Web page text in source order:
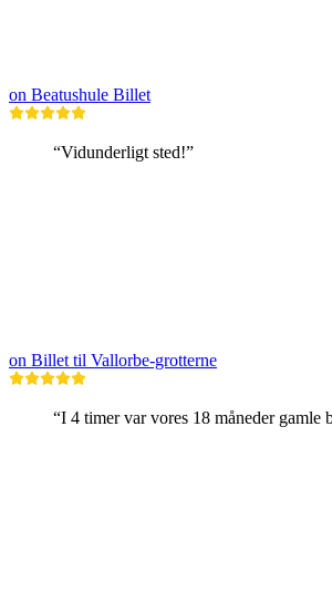
on Beatushule Billet
“Vidunderligt sted!”
on Billet til Vallorbe-grotterne
“I 4 timer var vores 18 måneder gamle